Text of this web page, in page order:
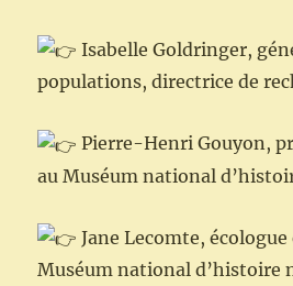
Isabelle Goldringer,
populations, directrice de
Pierre-Henri Gouyon,
au Muséum national
Jane Lecomte,
Muséum national d’histoire